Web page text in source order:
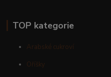
TOP kategorie
Arabské cukroví
Oříšky